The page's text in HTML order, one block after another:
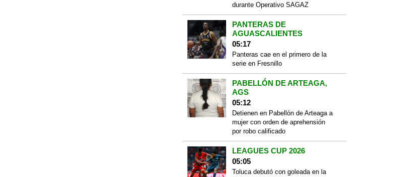
durante Operativo SAGAZ
PANTERAS DE
AGUASCALIENTES
05:17
Panteras cae en el primero de la
serie en Fresnillo
PABELLÓN DE ARTEAGA,
AGS
05:12
Detienen en Pabellón de Arteaga a
mujer con orden de aprehensión
por robo calificado
LEAGUES CUP 2026
05:05
Toluca debutó con goleada en la